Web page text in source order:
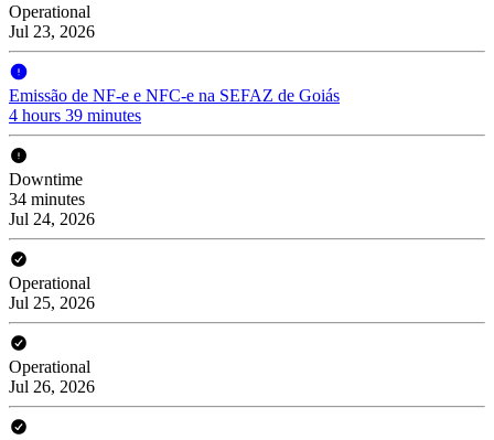
Operational
Jul 23, 2026
Emissão de NF-e e NFC-e na SEFAZ de Goiás
4 hours 39 minutes
Downtime
34 minutes
Jul 24, 2026
Operational
Jul 25, 2026
Operational
Jul 26, 2026